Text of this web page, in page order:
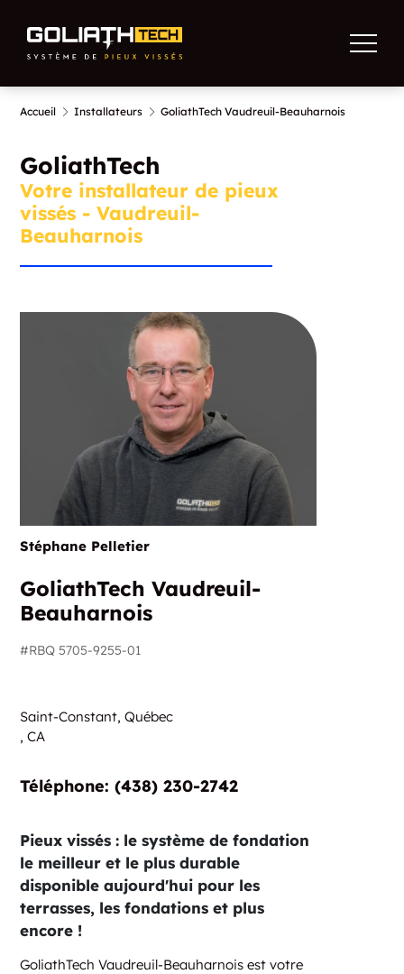
Accueil Installateurs GoliathTech Vaudreuil-Beauharnois
GoliathTech
Votre installateur de pieux
vissés - Vaudreuil-
Beauharnois
Stéphane Pelletier
GoliathTech Vaudreuil-
Beauharnois
#RBQ 5705-9255-01
Saint-Constant, Québec
,CA
Téléphone:‏‏‎ ‎(438) 230-2742
Pieux vissés : le système de fondation
le meilleur et le plus durable
disponible aujourd'hui pour les
terrasses, les fondations et plus
encore !
GoliathTech Vaudreuil-Beauharnois est votre